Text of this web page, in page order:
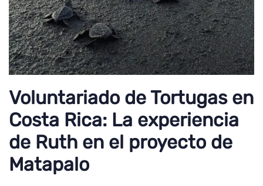
Voluntariado de Tortugas en
Costa Rica: La experiencia
de Ruth en el proyecto de
Matapalo